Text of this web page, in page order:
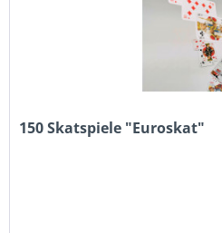
150 Skatspiele "Euroskat"